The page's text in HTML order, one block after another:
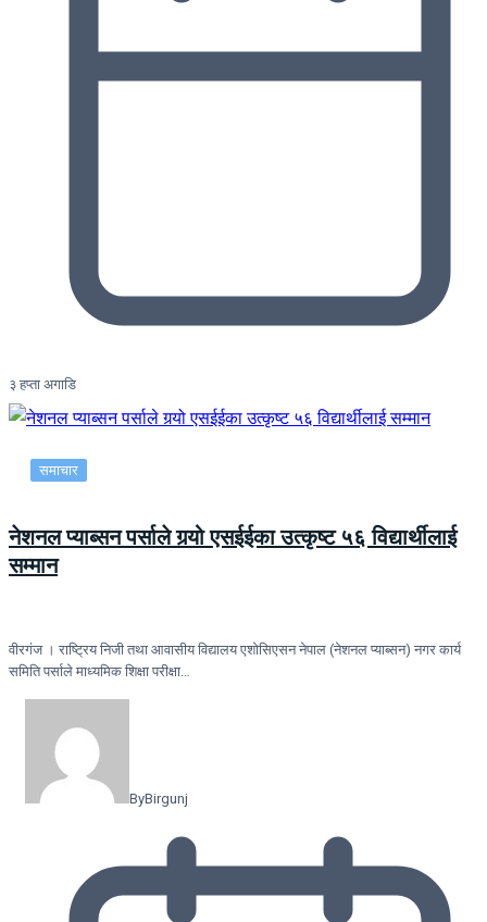
३ हप्ता अगाडि
समाचार
नेशनल प्याब्सन पर्साले गर्‍यो एसईईका उत्कृष्ट ५६ विद्यार्थीलाई
सम्मान
वीरगंज । राष्ट्रिय निजी तथा आवासीय विद्यालय एशोसिएसन नेपाल (नेशनल प्याब्सन) नगर कार्य
समिति पर्साले माध्यमिक शिक्षा परीक्षा…
ByBirgunj